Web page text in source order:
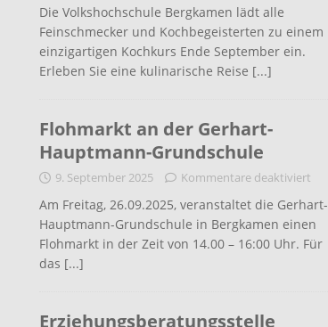
Die Volkshochschule Bergkamen lädt alle
Feinschmecker und Kochbegeisterten zu einem
einzigartigen Kochkurs Ende September ein.
Erleben Sie eine kulinarische Reise [...]
Flohmarkt an der Gerhart-
Hauptmann-Grundschule
9. September 2025 Kommentare deaktiviert
Am Freitag, 26.09.2025, veranstaltet die Gerhart-
Hauptmann-Grundschule in Bergkamen einen
Flohmarkt in der Zeit von 14.00 – 16:00 Uhr. Für
das [...]
Erziehungsberatungsstelle